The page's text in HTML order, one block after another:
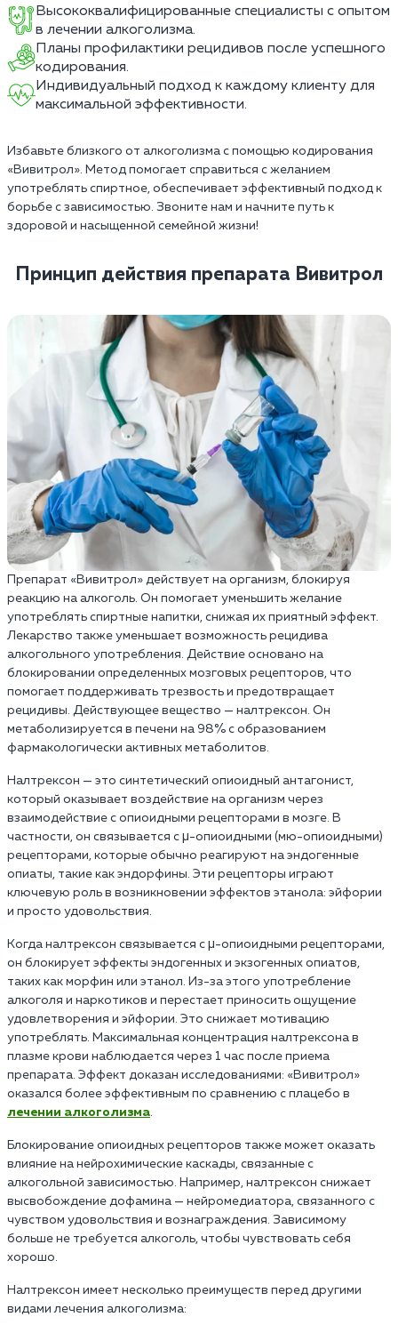
Высококвалифицированные специалисты с опытом
в лечении алкоголизма.
Планы профилактики рецидивов после успешного
кодирования.
Индивидуальный подход к каждому клиенту для
максимальной эффективности.
Избавьте близкого от алкоголизма с помощью кодирования
«Вивитрол». Метод помогает справиться с желанием
употреблять спиртное, обеспечивает эффективный подход к
борьбе с зависимостью. Звоните нам и начните путь к
здоровой и насыщенной семейной жизни!
Принцип действия препарата Вивитрол
Препарат «Вивитрол» действует на организм, блокируя
реакцию на алкоголь. Он помогает уменьшить желание
употреблять спиртные напитки, снижая их приятный эффект.
Лекарство также уменьшает возможность рецидива
алкогольного употребления. Действие основано на
блокировании определенных мозговых рецепторов, что
помогает поддерживать трезвость и предотвращает
рецидивы. Действующее вещество — налтрексон. Он
метаболизируется в печени на 98% с образованием
фармакологически активных метаболитов.
Налтрексон — это синтетический опиоидный антагонист,
который оказывает воздействие на организм через
взаимодействие с опиоидными рецепторами в мозге. В
частности, он связывается с μ-опиоидными (мю-опиоидными)
рецепторами, которые обычно реагируют на эндогенные
опиаты, такие как эндорфины. Эти рецепторы играют
ключевую роль в возникновении эффектов этанола: эйфории
и просто удовольствия.
Когда налтрексон связывается с μ-опиоидными рецепторами,
он блокирует эффекты эндогенных и экзогенных опиатов,
таких как морфин или этанол. Из-за этого употребление
алкоголя и наркотиков и перестает приносить ощущение
удовлетворения и эйфории. Это снижает мотивацию
употреблять. Максимальная концентрация налтрексона в
плазме крови наблюдается через 1 час после приема
препарата. Эффект доказан исследованиями: «Вивитрол»
оказался более эффективным по сравнению с плацебо в
лечении алкоголизма.
Блокирование опиоидных рецепторов также может оказать
влияние на нейрохимические каскады, связанные с
алкогольной зависимостью. Например, налтрексон снижает
высвобождение дофамина — нейромедиатора, связанного с
чувством удовольствия и вознаграждения. Зависимому
больше не требуется алкоголь, чтобы чувствовать себя
хорошо.
Налтрексон имеет несколько преимуществ перед другими
видами лечения алкоголизма: